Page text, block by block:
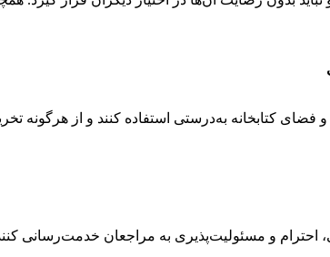
فضای کتابخانه به‌درستی استفاده کنند و از هرگونه
احترام و مسئولیت‌پذیری به مراجعان خدمت‌رسانی کنند